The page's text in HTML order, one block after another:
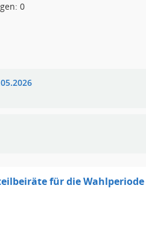
0
für die Wahlperiode